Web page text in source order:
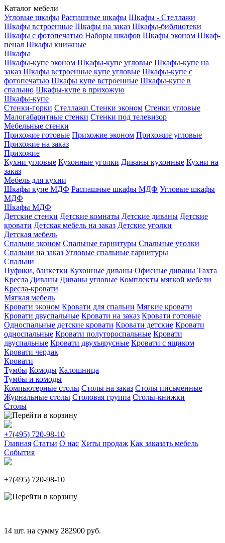
Каталог мебели
Угловые шкафы Распашные шкафы Шкафы - Стеллажи
Шкафы встроенные Шкафы на заказ Шкафы-библиотеки
Шкафы с фотопечатью Наборы шкафов Шкафы эконом Шкаф-
пенал Шкафы книжные
Шкафы
Шкафы-купе эконом Шкафы-купе угловые Шкафы-купе на
заказ Шкафы встроенные купе угловые Шкафы-купе с
фотопечатью Шкафы купе встроенные Шкафы-купе в
спальню Шкафы-купе в прихожую
Шкафы-купе
Стенки-горки Стеллажи Стенки эконом Стенки угловые
Малогабаритные стенки Стенки под телевизор
Мебельные стенки
Прихожие готовые Прихожие эконом Прихожие угловые
Прихожие на заказ
Прихожие
Кухни угловые Кухонные уголки Диваны кухонные Кухни на
заказ
Мебель для кухни
Шкафы купе МДФ Распашные шкафы МДФ Угловые шкафы
МДФ
Шкафы МДФ
Детские стенки Детские комнаты Детские диваны Детские
кровати Детская мебель на заказ Детские уголки
Детская мебель
Спальни эконом Спальные гарнитуры Спальные уголки
Спальни на заказ Угловые спальные гарнитуры
Спальни
Пуфики, банкетки Кухонные диваны Офисные диваны Тахта
Кресла Диваны Диваны угловые Комплекты мягкой мебели
Кресла-кровати
Мягкая мебель
Кровати эконом Кровати для спальни Мягкие кровати
Кровати двуспальные Кровати на заказ Кровати готовые
Односпальные детские кровати Кровати детские Кровати
односпальные Кровати полутороспальные Кровати
двуспальные Кровати двухъярусные Кровати с ящиком
Кровати чердак
Кровати
Тумбы Комоды Калошница
Тумбы и комоды
Компьютерные столы Столы на заказ Столы письменные
Журнальные столы Столовая группа Столы-книжки
Столы
+7(495) 720-98-10
Главная Статьи О нас Хиты продаж Как заказать мебель
События
+7(495) 720-98-10
14 шт. на сумму 282900 руб.